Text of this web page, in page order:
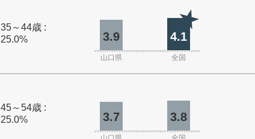
35～44歳 :
25.0%
3.9 4.1
山口県 全国
45～54歳 :
25.0%
3.7 3.8